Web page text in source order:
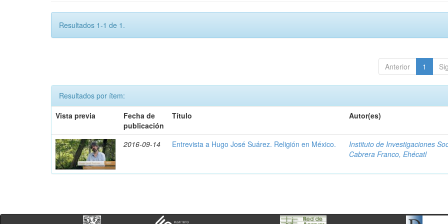
Resultados 1-1 de 1.
Anterior 1
Resultados por ítem:
Vista previa
Fecha de
publicación
Título Autor(es)
2016-09-14 Entrevista a Hugo José Suárez. Religión en México. Instituto de Investigaciones
Cabrera Franco, Ehécatl